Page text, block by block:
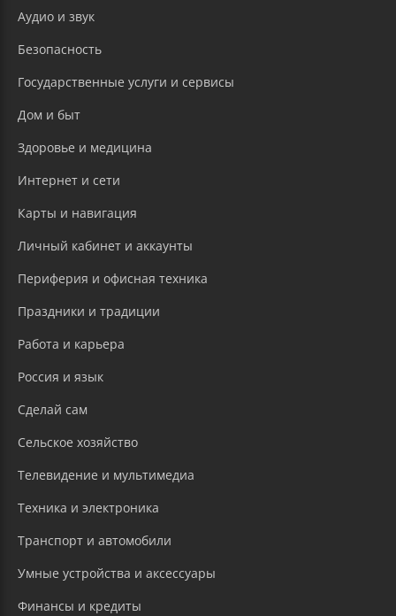
Аудио и звук
Безопасность
Государственные услуги и сервисы
Дом и быт
Здоровье и медицина
Интернет и сети
Карты и навигация
Личный кабинет и аккаунты
Периферия и офисная техника
Праздники и традиции
Работа и карьера
Россия и язык
Сделай сам
Сельское хозяйство
Телевидение и мультимедиа
Техника и электроника
Транспорт и автомобили
Умные устройства и аксессуары
Финансы и кредиты